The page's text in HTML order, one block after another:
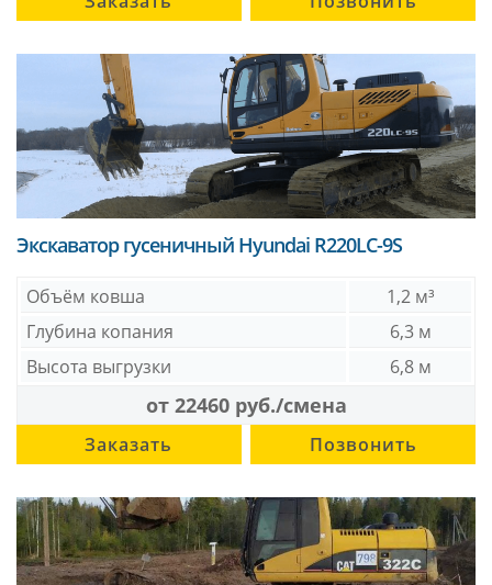
Экскаватор гусеничный Hyundai R220LC-9S
Объём ковша
1,2 м³
Глубина копания
6,3 м
Высота выгрузки
6,8 м
от 22460 руб./смена
Заказать Позвонить